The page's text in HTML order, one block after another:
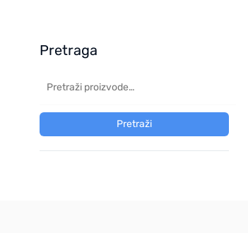
Pretraga
Pretraži